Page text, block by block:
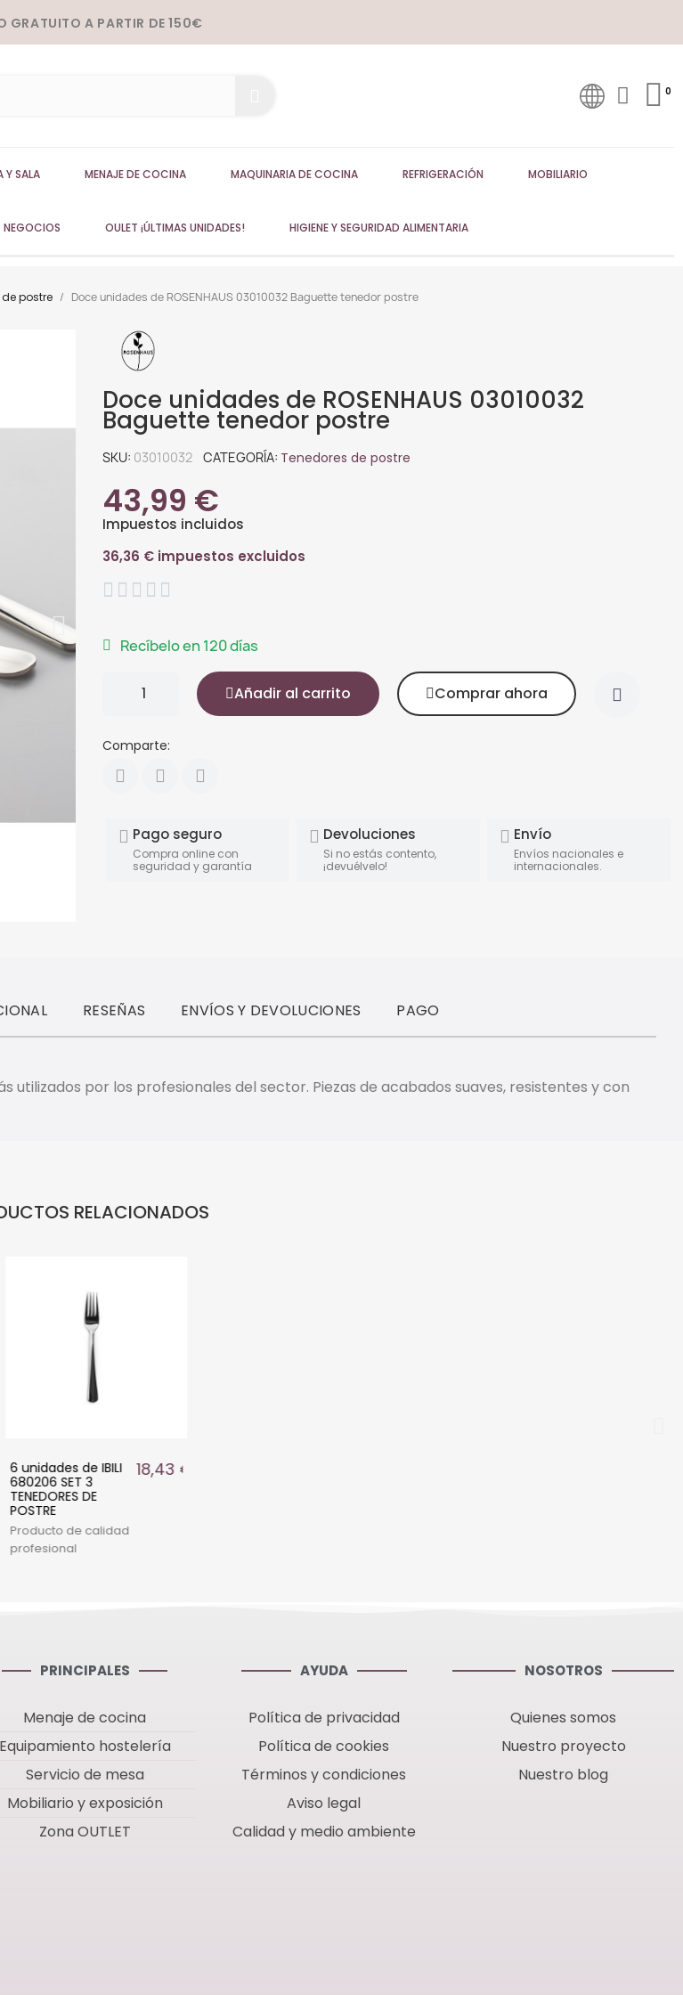
GRATUITO A PARTIR DE 150€
Y SALA MENAJE DE COCINA MAQUINARIA DE COCINA REFRIGERACIÓN MOBILIARIO
NEGOCIOS OULET ¡ÚLTIMAS UNIDADES! HIGIENE Y SEGURIDAD ALIMENTARIA
postre Doce unidades de ROSENHAUS 03010032 Baguette tenedor postre
Doce unidades de ROSENHAUS 03010032
Baguette tenedor postre
SKU 03010032 CATEGORÍA Tenedores de postre
43,99 €
Impuestos incluidos
36,36 € impuestos excluidos
    
Recíbelo en 120 días
Añadir al carrito Comprar ahora
Comparte:
Pago seguro
Compra online con
seguridad y garantía
Devoluciones
Si no estás contento,
¡devuélvelo!
Envío
Envíos nacionales e
internacionales.
RESEÑAS ENVÍOS Y DEVOLUCIONES PAGO
por los profesionales del sector. Piezas de acabados suaves, resistentes y con
RELACIONADOS
6 unidades de IBILI
680206 SET 3
TENEDORES DE
POSTRE
18,43 €
Producto de calidad
profesional
PRINCIPALES
Menaje de cocina
Equipamiento hostelería
Servicio de mesa
Mobiliario y exposición
Zona OUTLET
AYUDA
Política de privacidad
Política de cookies
Términos y condiciones
Aviso legal
Calidad y medio ambiente
NOSOTROS
Quienes somos
Nuestro proyecto
Nuestro blog